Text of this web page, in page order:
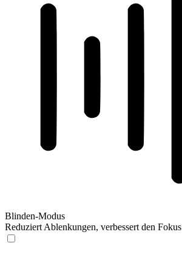
Blinden-Modus
Reduziert Ablenkungen, verbessert den Fokus